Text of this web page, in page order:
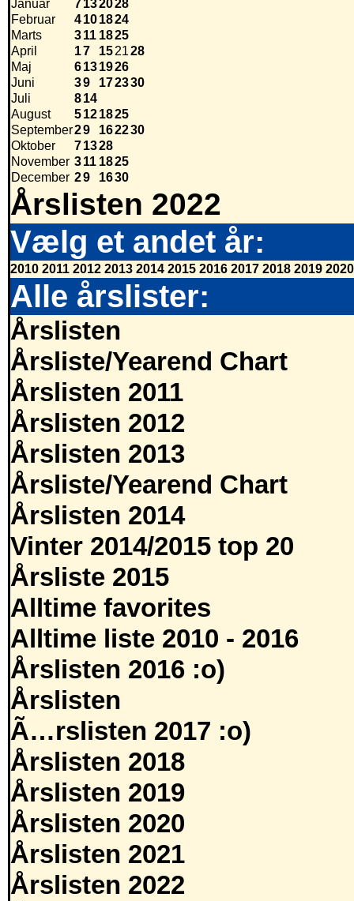
Januar 7 132028
Februar
4101824
Marts
311 1825
April
17 152128
Maj
6131926
Juni
39 172330
Juli
814
August
5121825
September29 162230
Oktober
71328
November 311 1825
December 29 1630
Årslisten 2022
Vælg et andet år:
2010 2011 2012 2013 2014 2015 2016 2017 2018 2019 2020
Alle årslister:
Årslisten
Årsliste/Yearend Chart
Årslisten 2011
Årslisten 2012
Årslisten 2013
Årsliste/Yearend Chart
Årslisten 2014
Vinter 2014/2015 top 20
Årsliste 2015
Alltime favorites
Alltime liste 2010 - 2016
Årslisten 2016 :o)
Årslisten
Ã…rslisten 2017 :o)
Årslisten 2018
Årslisten 2019
Årslisten 2020
Årslisten 2021
Årslisten 2022